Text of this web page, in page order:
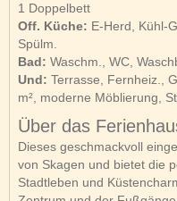
1 Doppelbett
Off. Küche: E-Herd, Kühl-
Spülm.
Bad: Waschm., WC,
Und: Terrasse, Fernheiz.,
m², moderne Möblierung,
Über das
Dieses geschmackvoll
von Skagen und bietet die
Stadtleben und